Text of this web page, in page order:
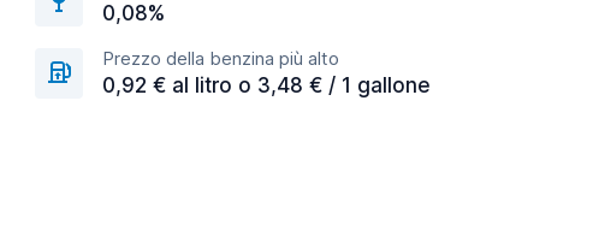
0,08%
Prezzo della benzina più alto
0,92 € al litro o 3,48 € / 1 gallone